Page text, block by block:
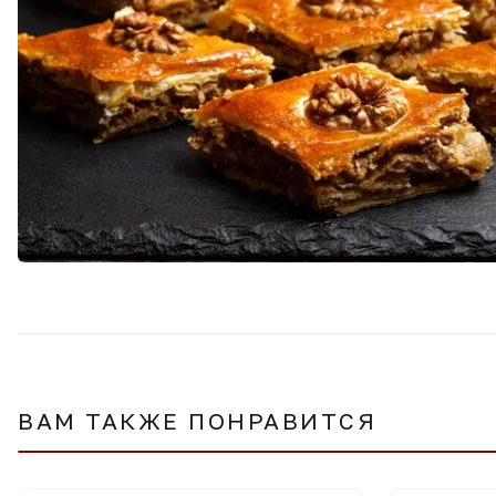
ВАМ ТАКЖЕ ПОНРАВИТСЯ